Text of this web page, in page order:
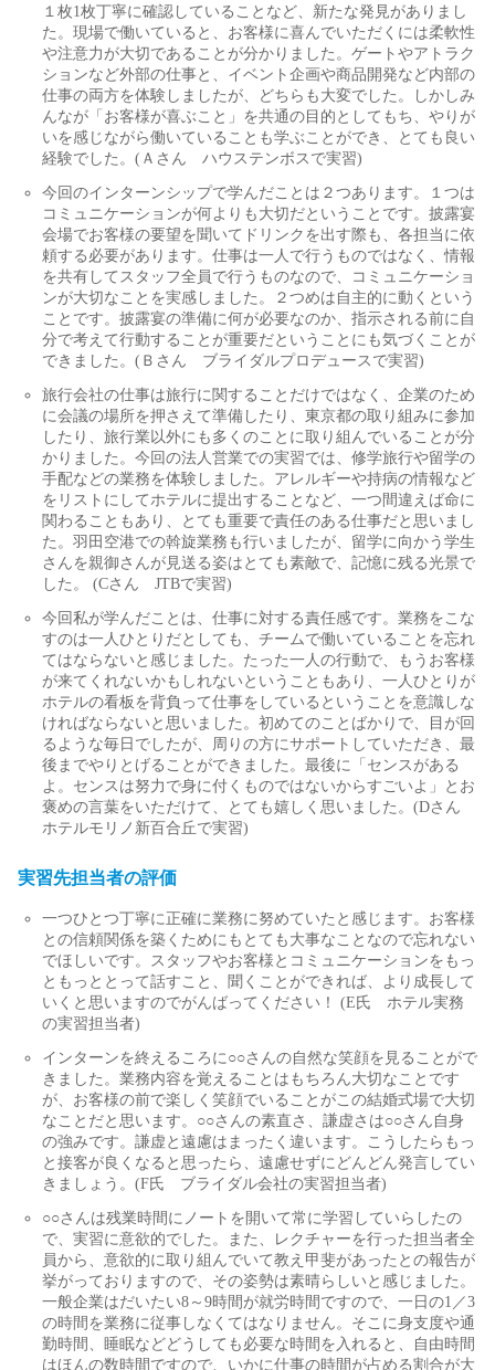
１枚1枚丁寧に確認していることなど、新たな発見がありまし
た。現場で働いていると、お客様に喜んでいただくには柔軟性
や注意力が大切であることが分かりました。ゲートやアトラク
ションなど外部の仕事と、イベント企画や商品開発など内部の
仕事の両方を体験しましたが、どちらも大変でした。しかしみ
んなが「お客様が喜ぶこと」を共通の目的としてもち、やりが
いを感じながら働いていることも学ぶことができ、とても良い
経験でした。(Ａさん ハウステンボスで実習)
今回のインターンシップで学んだことは２つあります。１つは
コミュニケーションが何よりも大切だということです。披露宴
会場でお客様の要望を聞いてドリンクを出す際も、各担当に依
頼する必要があります。仕事は一人で行うものではなく、情報
を共有してスタッフ全員で行うものなので、コミュニケーショ
ンが大切なことを実感しました。２つめは自主的に動くという
ことです。披露宴の準備に何が必要なのか、指示される前に自
分で考えて行動することが重要だということにも気づくことが
できました。(Ｂさん ブライダルプロデュースで実習)
旅行会社の仕事は旅行に関することだけではなく、企業のため
に会議の場所を押さえて準備したり、東京都の取り組みに参加
したり、旅行業以外にも多くのことに取り組んでいることが分
かりました。今回の法人営業での実習では、修学旅行や留学の
手配などの業務を体験しました。アレルギーや持病の情報など
をリストにしてホテルに提出することなど、一つ間違えば命に
関わることもあり、とても重要で責任のある仕事だと思いまし
た。羽田空港での斡旋業務も行いましたが、留学に向かう学生
さんを親御さんが見送る姿はとても素敵で、記憶に残る光景で
した。 (Cさん JTBで実習)
今回私が学んだことは、仕事に対する責任感です。業務をこな
すのは一人ひとりだとしても、チームで働いていることを忘れ
てはならないと感じました。たった一人の行動で、もうお客様
が来てくれないかもしれないということもあり、一人ひとりが
ホテルの看板を背負って仕事をしているということを意識しな
ければならないと思いました。初めてのことばかりで、目が回
るような毎日でしたが、周りの方にサポートしていただき、最
後までやりとげることができました。最後に「センスがある
よ。センスは努力で身に付くものではないからすごいよ」とお
褒めの言葉をいただけて、とても嬉しく思いました。(Dさん
ホテルモリノ新百合丘で実習)
実習先担当者の評価
一つひとつ丁寧に正確に業務に努めていたと感じます。お客様
との信頼関係を築くためにもとても大事なことなので忘れない
でほしいです。スタッフやお客様とコミュニケーションをもっ
ともっととって話すこと、聞くことができれば、より成長して
いくと思いますのでがんばってください！ (E氏 ホテル実務
の実習担当者)
インターンを終えるころに○○さんの自然な笑顔を見ることがで
きました。業務内容を覚えることはもちろん大切なことです
が、お客様の前で楽しく笑顔でいることがこの結婚式場で大切
なことだと思います。○○さんの素直さ、謙虚さは○○さん自身
の強みです。謙虚と遠慮はまったく違います。こうしたらもっ
と接客が良くなると思ったら、遠慮せずにどんどん発言してい
きましょう。(F氏 ブライダル会社の実習担当者)
○○さんは残業時間にノートを開いて常に学習していらしたの
で、実習に意欲的でした。また、レクチャーを行った担当者全
員から、意欲的に取り組んでいて教え甲斐があったとの報告が
挙がっておりますので、その姿勢は素晴らしいと感じました。
一般企業はだいたい8～9時間が就労時間ですので、一日の1／3
の時間を業務に従事しなくてはなりません。そこに身支度や通
勤時間、睡眠などどうしても必要な時間を入れると、自由時間
はほんの数時間ですので、いかに仕事の時間が占める割合が大